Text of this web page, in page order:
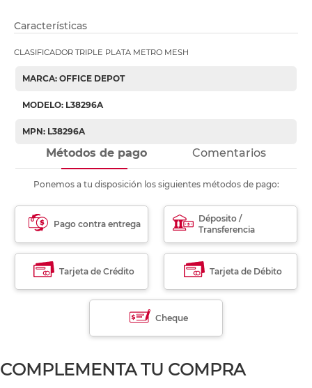
Características
CLASIFICADOR TRIPLE PLATA METRO MESH
MARCA: OFFICE DEPOT
MODELO: L38296A
MPN: L38296A
Métodos de pago Comentarios
Ponemos a tu disposición los siguientes métodos de pago:
Pago contra entrega
Déposito /
Transferencia
Tarjeta de Crédito Tarjeta de Débito
Cheque
COMPLEMENTA TU COMPRA